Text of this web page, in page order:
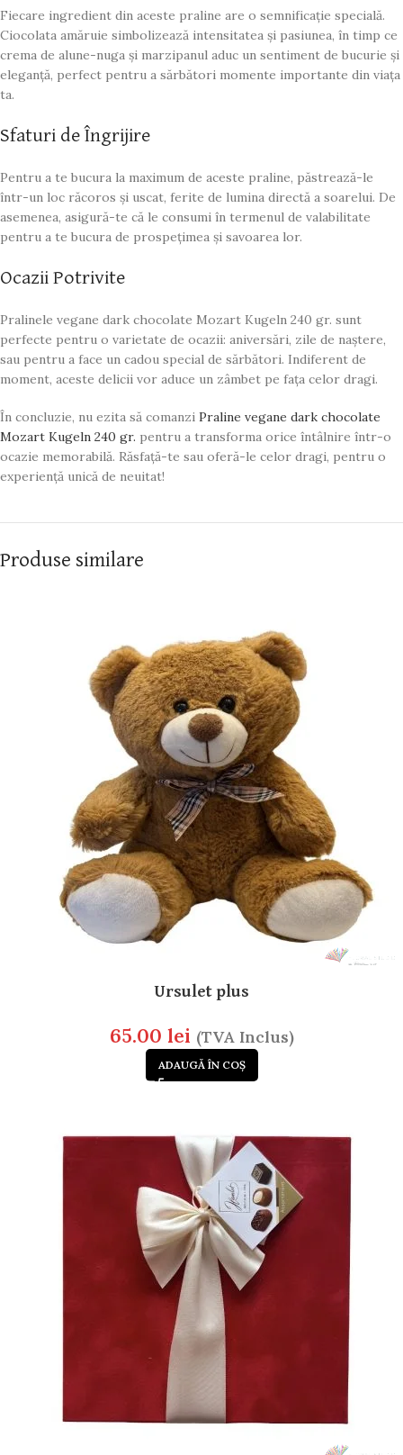
Fiecare ingredient din aceste praline are o semnificație specială.
Ciocolata amăruie simbolizează intensitatea și pasiunea, în timp ce
crema de alune-nuga și marzipanul aduc un sentiment de bucurie și
eleganță, perfect pentru a sărbători momente importante din viața
ta.
Sfaturi de Îngrijire
Pentru a te bucura la maximum de aceste praline, păstrează-le
într-un loc răcoros și uscat, ferite de lumina directă a soarelui. De
asemenea, asigură-te că le consumi în termenul de valabilitate
pentru a te bucura de prospețimea și savoarea lor.
Ocazii Potrivite
Pralinele vegane dark chocolate Mozart Kugeln 240 gr. sunt
perfecte pentru o varietate de ocazii: aniversări, zile de naștere,
sau pentru a face un cadou special de sărbători. Indiferent de
moment, aceste delicii vor aduce un zâmbet pe fața celor dragi.
În concluzie, nu ezita să comanzi Praline vegane dark chocolate
Mozart Kugeln 240 gr. pentru a transforma orice întâlnire într-o
ocazie memorabilă. Răsfață-te sau oferă-le celor dragi, pentru o
experiență unică de neuitat!
Produse similare
Ursulet plus
65.00 lei (TVA Inclus)
ADAUGĂ ÎN COȘ